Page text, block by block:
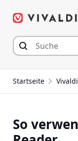
Inhalt
Startseite
So